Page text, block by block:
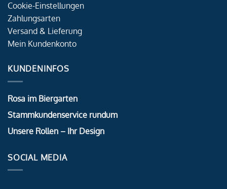
Cookie-Einstellungen
Zahlungsarten
Versand & Lieferung
Mein Kundenkonto
KUNDENINFOS
Rosa im Biergarten
Stammkundenservice rundum
Unsere Rollen – Ihr Design
SOCIAL MEDIA